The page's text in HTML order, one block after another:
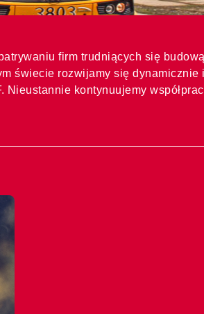
firm trudniących się
świecie rozwijamy się
kontynuujemy